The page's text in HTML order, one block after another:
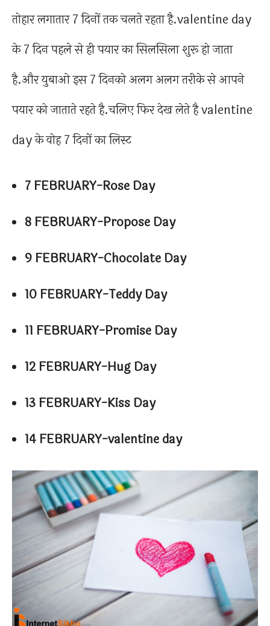
तोहार लगातार 7 दिनों तक चलते रहता है.valentine day
के 7 दिन पहले से ही पयार का सिलसिला शुरू हो जाता
है.और युबाओ इस 7 दिनको अलग अलग तरीके से आपने
पयार को जाताते रहते है.चलिए फिर देख लेते है valentine
day के वोह 7 दिनों का लिस्ट
7 FEBRUARY-Rose Day
8 FEBRUARY-Propose Day
9 FEBRUARY-Chocolate Day
10 FEBRUARY-Teddy Day
11 FEBRUARY-Promise Day
12 FEBRUARY-Hug Day
13 FEBRUARY-Kiss Day
14 FEBRUARY-valentine day